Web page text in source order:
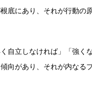
底にあり、それが行動の
自立しなければ」「強く
向があり、それが内なる